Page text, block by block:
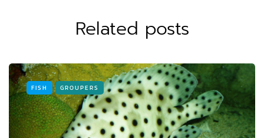
Related posts
FISH GROUPERS